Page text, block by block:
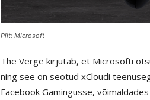
Pilt: Microsoft
The Verge kirjutab, et Microsofti
ning see on seotud xCloudi
Facebook Gamingusse,